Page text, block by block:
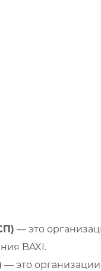
— это
BAXI.
— это